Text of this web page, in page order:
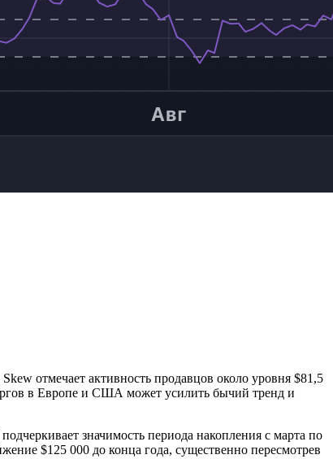
отмечает активность продавцов около уровня $81,5
в Европе и США может усилить бычий тренд и
значимость периода накопления с марта по
$125 000 до конца года, существенно пересмотрев